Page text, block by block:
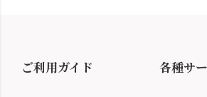
ご利用ガイド 各種サ